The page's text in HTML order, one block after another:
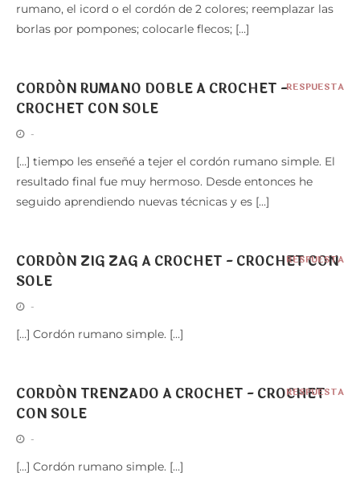
rumano, el icord o el cordón de 2 colores; reemplazar las
borlas por pompones; colocarle flecos; […]
CORDÓN RUMANO DOBLE A CROCHET -
CROCHET CON SOLE
-
[…] tiempo les enseñé a tejer el cordón rumano simple. El
resultado final fue muy hermoso. Desde entonces he
seguido aprendiendo nuevas técnicas y es […]
RESPUESTA
CORDÓN ZIG ZAG A CROCHET - CROCHET CON
SOLE
-
[…] Cordón rumano simple. […]
RESPUESTA
CORDÓN TRENZADO A CROCHET - CROCHET
CON SOLE
-
[…] Cordón rumano simple. […]
RESPUESTA